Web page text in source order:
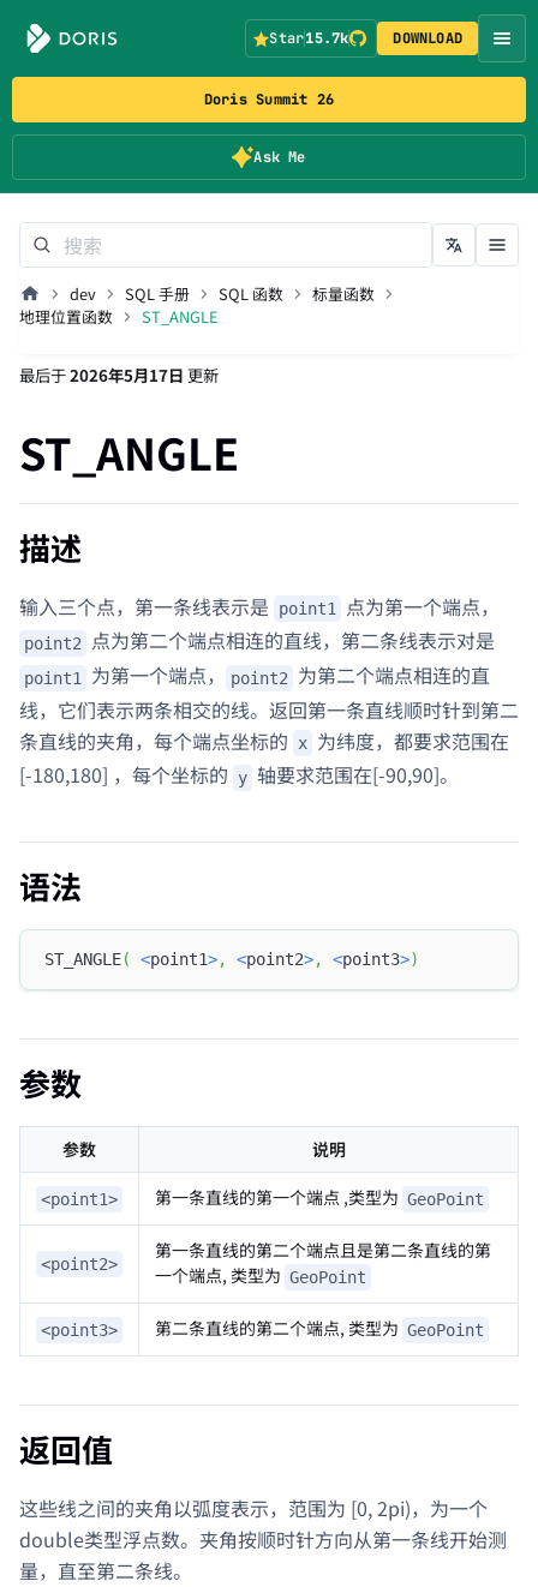
Doris Summit 26
Ask Me
Star15.7k DOWNLOAD
dev SQL 手册 SQL 函数
标量函数
地理位置函数
ST_ANGLE
最后于2026年5月17日 更新
ST_ANGLE
描述
输入三个点，第一条线表示是 point1 点为第一个端点，
point2 点为第二个端点相连的直线，第二条线表示对是
point1 为第一个端点， point2
为第二个端点相连的直
线，它们表示两条相交的线。返回第一条直线顺时针到第二
条直线的夹角，每个端点坐标的 x 为纬度，都要求范围在
[-180,180] ，每个坐标的
y 轴要求范围在[-90,90]。
语法
ST_ANGLE( <point1>, <point2>, <point3>)
参数
参数 说明
<point1> 第一条直线的第一个端点 ,类型为 GeoPoint
<point2>
第一条直线的第二个端点且是第二条直线的第
一个端点, 类型为 GeoPoint
<point3> 第二条直线的第二个端点, 类型为 GeoPoint
返回值
这些线之间的夹角以弧度表示，范围为 [0, 2pi)，为一个
double类型浮点数。夹角按顺时针方向从第一条线开始测
量，直至第二条线。